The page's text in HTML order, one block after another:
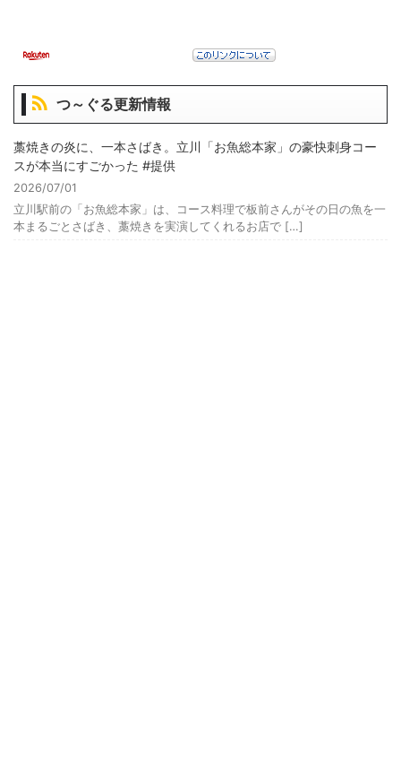
つ～ぐる更新情報
藁焼きの炎に、一本さばき。立川「お魚総本家」の豪快刺身コー
スが本当にすごかった #提供
2026/07/01
立川駅前の「お魚総本家」は、コース料理で板前さんがその日の魚を一
本まるごとさばき、藁焼きを実演してくれるお店で […]